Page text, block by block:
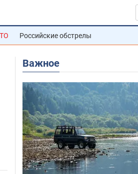
Российские обстрелы
Важное